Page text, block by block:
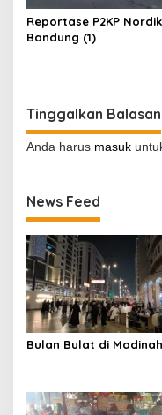
Reportase P2KP
Bandung (1)
Tinggalkan Balasan
Anda harus masuk
News Feed
Bulan Bulat di Madinah